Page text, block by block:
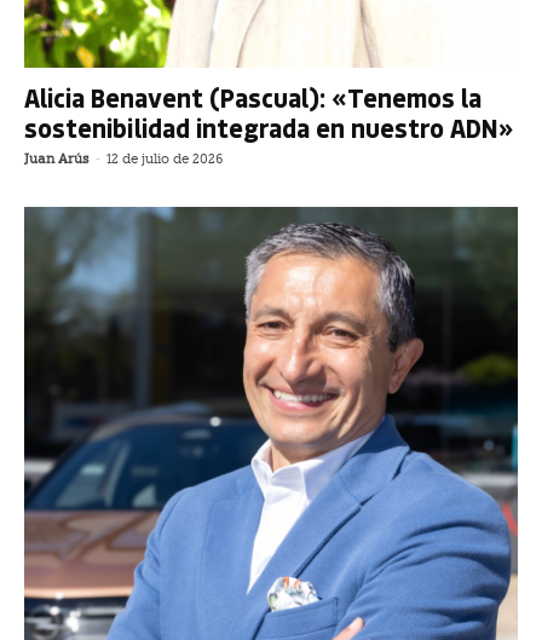
Alicia Benavent (Pascual): «Tenemos la
sostenibilidad integrada en nuestro ADN»
Juan Arús - 12 de julio de 2026